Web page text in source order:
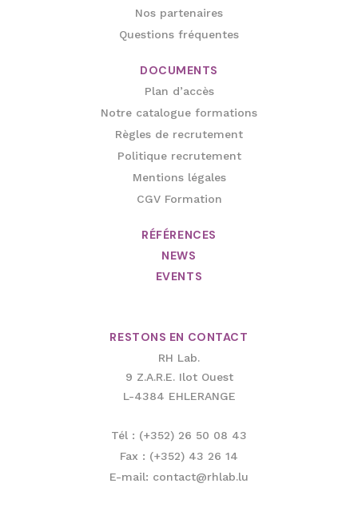
Questions fréquentes
Plan d’accès
Notre catalogue formations
Règles de recrutement
Politique recrutement
Mentions légales
CGV Formation
NEWS
EVENTS
RH Lab.
9 Z.A.R.E. Ilot Ouest
L-4384 EHLERANGE
Fax : (+352) 43 26 14
E-mail: contact@rhlab.lu